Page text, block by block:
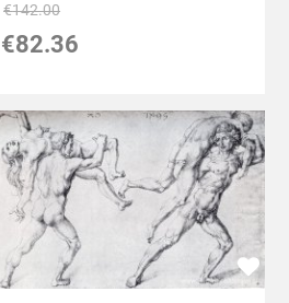
€142.00
€82.36